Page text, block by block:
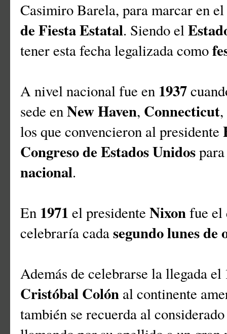
Casimiro Barela, para marcar en
de Fiesta Estatal. Siendo el
tener esta fecha legalizada como
A nivel nacional fue en 1937
sede enNew Haven, Connecticut
los que convencieron al presidente
Congreso de Estados Unidos
nacional.
En 1971 el presidente Nixonfue el
celebraría cadasegundo lunes de
Además de celebrarse la llegada el
Cristóbal Colón al continente
también se recuerda al